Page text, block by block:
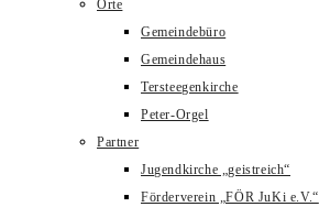
Orte
Gemeindebüro
Gemeindehaus
Tersteegenkirche
Peter-Orgel
Partner
Jugendkirche „geistreich“
Förderverein „FÖR JuKi e.V.“